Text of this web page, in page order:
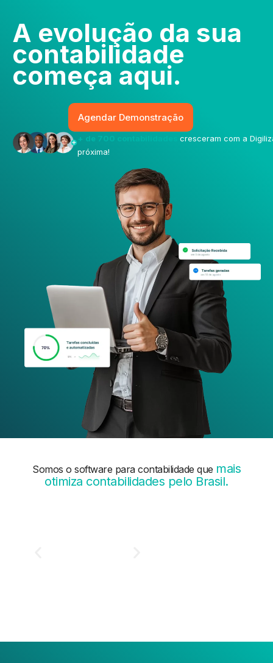
A evolução da sua
contabilidade
começa aqui.
Agendar Demonstração
+ de 700 contabilidades
cresceram com a
próxima!
Somos o software para contabilidade que mais
otimiza contabilidades pelo Brasil.